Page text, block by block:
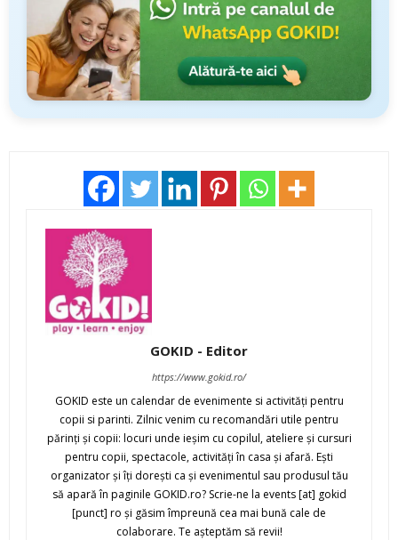
GOKID - Editor
https://www.gokid.ro/
GOKID este un calendar de evenimente si activităţi pentru
copii si parinti. Zilnic venim cu recomandări utile pentru
părinţi şi copii: locuri unde ieşim cu copilul, ateliere şi cursuri
pentru copii, spectacole, activităţi în casa şi afară. Eşti
organizator şi îţi doreşti ca şi evenimentul sau produsul tău
să apară în paginile GOKID.ro? Scrie-ne la events [at] gokid
[punct] ro şi găsim împreună cea mai bună cale de
colaborare. Te aşteptăm să revii!